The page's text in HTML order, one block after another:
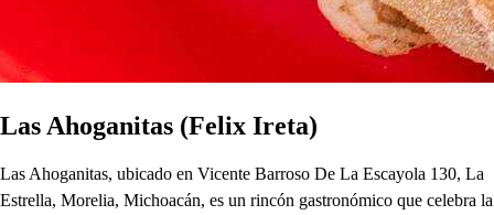
Las Ahoganitas (Felix Ireta)
Las Ahoganitas, ubicado en Vicente Barroso De La Escayola 130, La
Estrella, Morelia, Michoacán, es un rincón gastronómico que celebra la